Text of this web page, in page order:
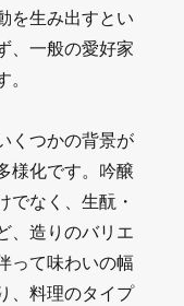
を生み出すとい
、一般の愛好家
くつかの背景が
様化です。吟醸
でなく、生酛・
、造りのバリエ
って味わいの幅
、料理のタイプ